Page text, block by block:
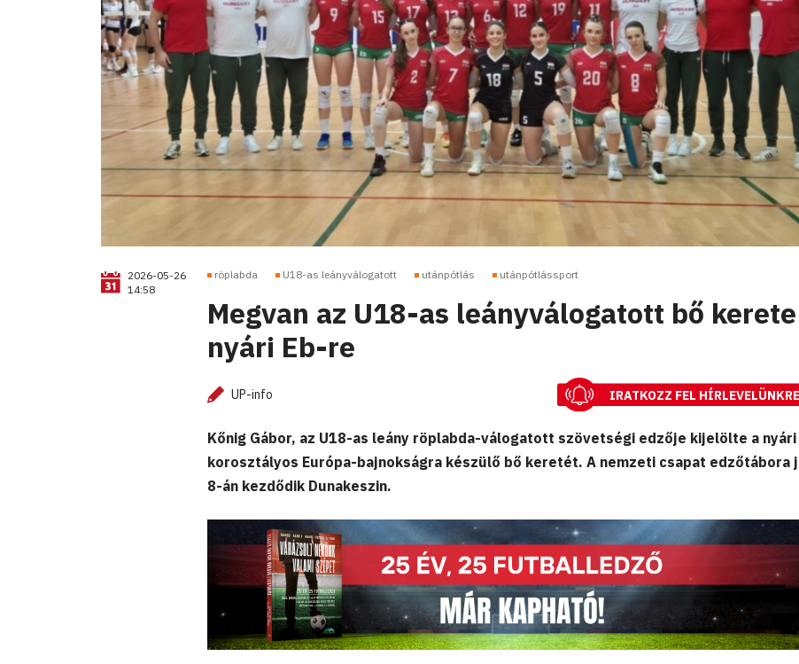
2026-05-26
14:58
röplabda U18-as leányválogatott utánpótlás utánpótlássport
Megvan az U18-as leányválogatott bő
nyári Eb-re
UP-info IRATKOZZ FEL
Kőnig Gábor, az U18-as leány röplabda-válogatott szövetségi edzője kijelölte a nyári
korosztályos Európa-bajnokságra készülő bő keretét. A nemzeti csapat edzőtábora
8-án kezdődik Dunakeszin.